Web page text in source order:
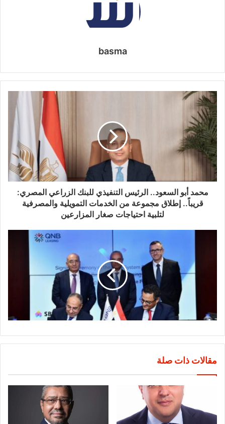
basma
محمد أبو السعود.. الرئيس التنفيذي للبنك الزراعي المصري:
قريباً.. إطلاق مجموعة من الخدمات التمويلية والمصرفية
لتلبية احتياجات صغار المزارعين
مقالات ذات صلة